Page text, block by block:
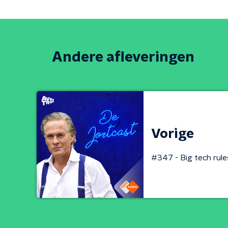
Andere afleveringen
Vorige
#347 - Big tech